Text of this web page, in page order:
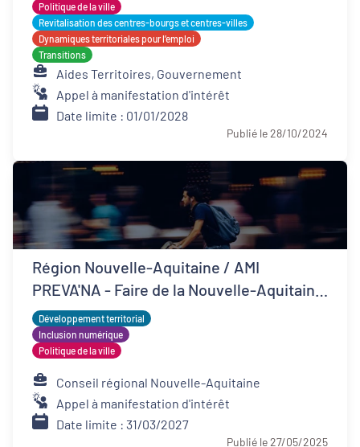
Politique de la ville
Revitalisation des centres-bourgs et centres-villes
Dynamiques territoriales pour l’emploi
Transitions
Aides Territoires, Gouvernement
Appel à manifestation d'intérêt
Date limite : 01/01/2028
Publié le 28/10/2024
Région Nouvelle-Aquitaine / AMI
PREVA'NA - Faire de la Nouvelle-Aquitaine
un territoire de bonne santé
Développement territorial
Inclusion numérique
Politique de la ville
Conseil régional Nouvelle-Aquitaine
Appel à manifestation d'intérêt
Date limite : 31/03/2027
Publié le 27/05/2025